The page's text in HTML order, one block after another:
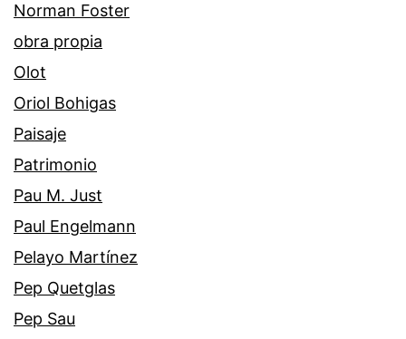
Norman Foster
obra propia
Olot
Oriol Bohigas
Paisaje
Patrimonio
Pau M. Just
Paul Engelmann
Pelayo Martínez
Pep Quetglas
Pep Sau